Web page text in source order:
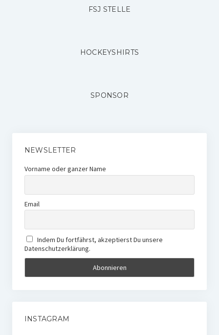
FSJ STELLE
HOCKEYSHIRTS
SPONSOR
NEWSLETTER
Vorname oder ganzer Name
Email
Indem Du fortfährst, akzeptierst Du unsere
Datenschutzerklärung.
INSTAGRAM